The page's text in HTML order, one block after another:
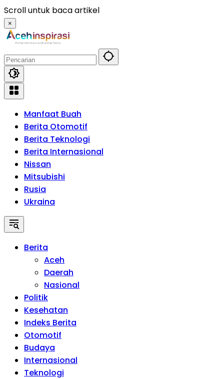
Langsung
ke
konten
Scroll untuk baca artikel
×
Manfaat Buah
Berita Otomotif
Berita Teknologi
Berita Internasional
Nissan
Mitsubishi
Rusia
Ukraina
Berita
Aceh
Daerah
Nasional
Politik
Kesehatan
Indeks Berita
Otomotif
Budaya
Internasional
Teknologi